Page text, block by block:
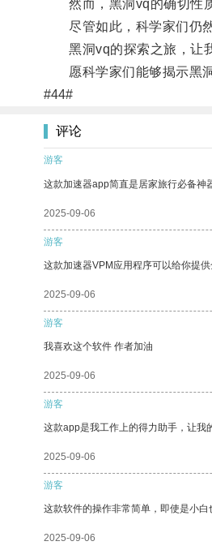
然而，黑洞vq的确切性质
尽管如此，科学家们仍然
黑洞vq的探索之旅，让我
愿科学家们能够揭示黑洞
#44#
评论
游客
这款加速器app简直是居家旅行必备神
2025-09-06
游客
这款加速器VPM应用程序可以给你提
2025-09-06
游客
我喜欢这个软件 作者加油
2025-09-06
游客
这款app是我工作上的得力助手，让我
2025-09-06
游客
这款软件的操作非常简单，即使是小白
2025-09-06